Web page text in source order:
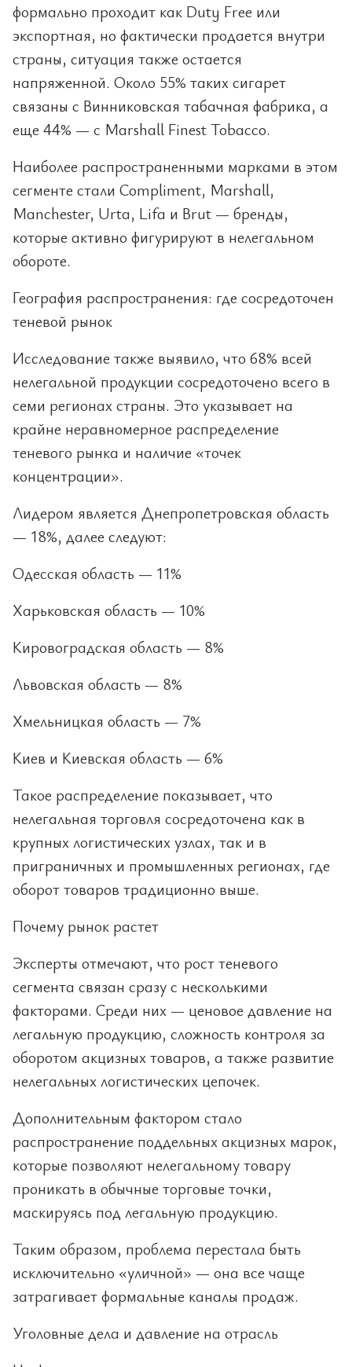
формально проходит как Duty Free или
экспортная, но фактически продается внутри
страны, ситуация также остается
напряженной. Около 55% таких сигарет
связаны с Винниковская табачная фабрика, а
еще 44% — с Marshall Finest Tobacco.
Наиболее распространенными марками в этом
сегменте стали Compliment, Marshall,
Manchester, Urta, Lifa и Brut — бренды,
которые активно фигурируют в нелегальном
обороте.
География распространения: где сосредоточен
теневой рынок
Исследование также выявило, что 68% всей
нелегальной продукции сосредоточено всего в
семи регионах страны. Это указывает на
крайне неравномерное распределение
теневого рынка и наличие «точек
концентрации».
Лидером является Днепропетровская область
— 18%, далее следуют:
Одесская область — 11%
Харьковская область — 10%
Кировоградская область — 8%
Львовская область — 8%
Хмельницкая область — 7%
Киев и Киевская область — 6%
Такое распределение показывает, что
нелегальная торговля сосредоточена как в
крупных логистических узлах, так и в
приграничных и промышленных регионах, где
оборот товаров традиционно выше.
Почему рынок растет
Эксперты отмечают, что рост теневого
сегмента связан сразу с несколькими
факторами. Среди них — ценовое давление на
легальную продукцию, сложность контроля за
оборотом акцизных товаров, а также развитие
нелегальных логистических цепочек.
Дополнительным фактором стало
распространение поддельных акцизных марок,
которые позволяют нелегальному товару
проникать в обычные торговые точки,
маскируясь под легальную продукцию.
Таким образом, проблема перестала быть
исключительно «уличной» — она все чаще
затрагивает формальные каналы продаж.
Уголовные дела и давление на отрасль